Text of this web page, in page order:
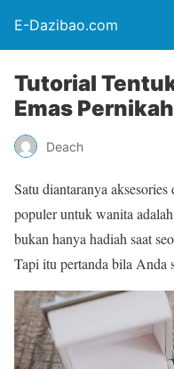
E-Dazibao.com
Tutorial
Emas
Deach
Satu diantaranya
populer untuk wanita
bukan hanya hadiah saat
Tapi itu pertanda bila Anda